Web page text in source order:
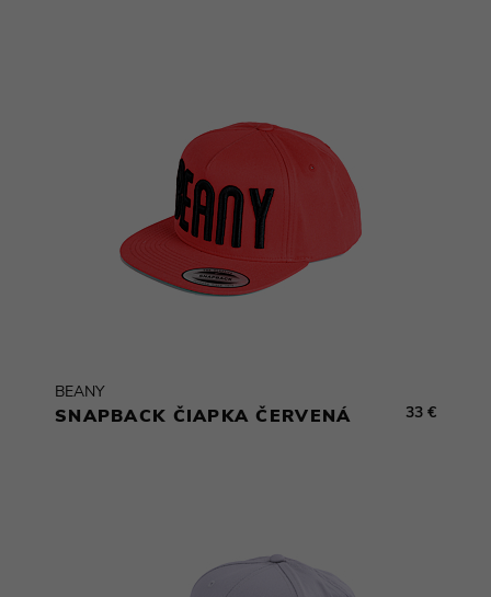
BEANY
SNAPBACK ČIAPKA ČERVENÁ 33 €